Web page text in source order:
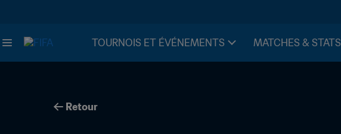
TOURNOIS ET ÉVÉNEMENTS MATCHES & STATS
Retour